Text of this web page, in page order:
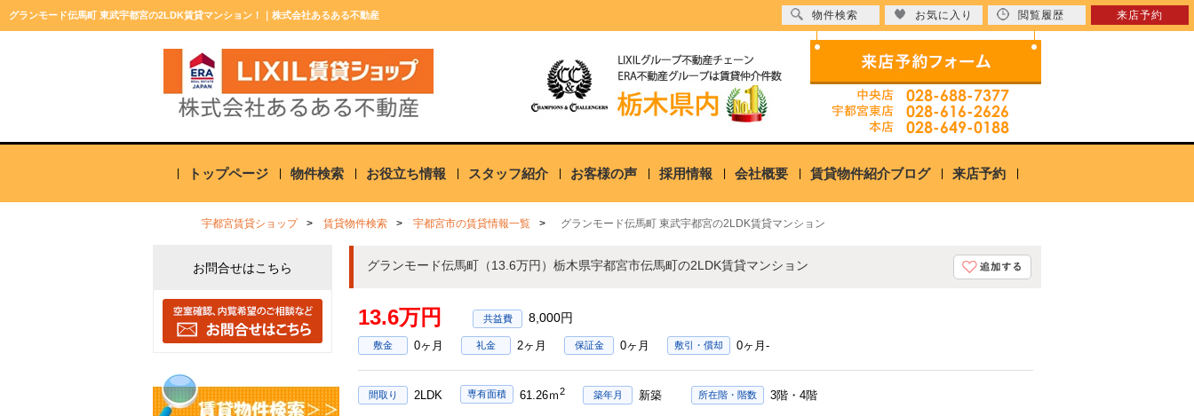
グランモード伝馬町 東武宇都宮の2LDK賃貸マンション！｜株式会社あるある不動産
トップページ 物件検索 お役立ち情報 スタッフ紹介 お客様の声 採用情報 会社概要 賃貸物件紹介ブログ 来店予約
物件検索 お気に入り 閲覧履歴 来店予約
宇都宮賃貸ショップ 賃貸物件検索 宇都宮市の賃貸情報一覧 グランモード伝馬町 東武宇都宮の2LDK賃貸マンション
グランモード伝馬町（13.6万円）栃木県宇都宮市伝馬町の2LDK賃貸マンション
13.6万円 8,000円
敷金 0ヶ月 礼金 2ヶ月 保証金 0ヶ月 敷引・償却 0ヶ月-
間取り 2LDK 専有面積 61.26ｍ2 築年月 新築 所在階・階数 3階・4階
お問合せはこちら